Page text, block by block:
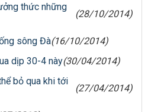
thức những
(28/10/2014)
sông Đà(16/10/2014)
dịp 30-4 này(30/04/2014)
bỏ qua khi tới
(27/04/2014)